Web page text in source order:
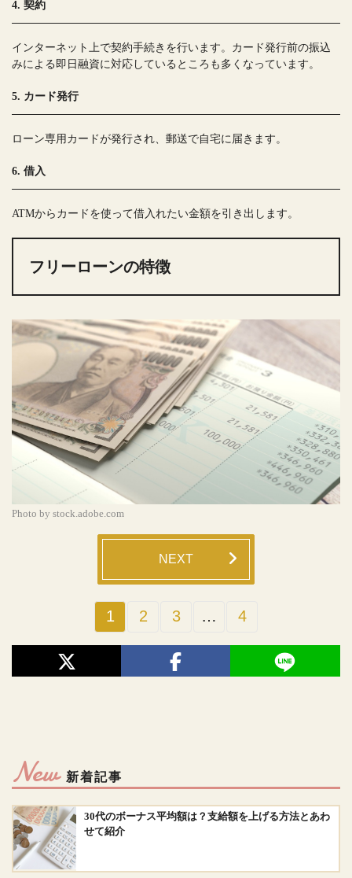
4. 契約
インターネット上で契約手続きを行います。カード発行前の振込
みによる即日融資に対応しているところも多くなっています。
5. カード発行
ローン専用カードが発行され、郵送で自宅に届きます。
6. 借入
ATMからカードを使って借入れたい金額を引き出します。
フリーローンの特徴
Photo by stock.adobe.com
NEXT
1 2 3 … 4
New 新着記事
30代のボーナス平均額は？支給額を上げる方法とあわ
せて紹介